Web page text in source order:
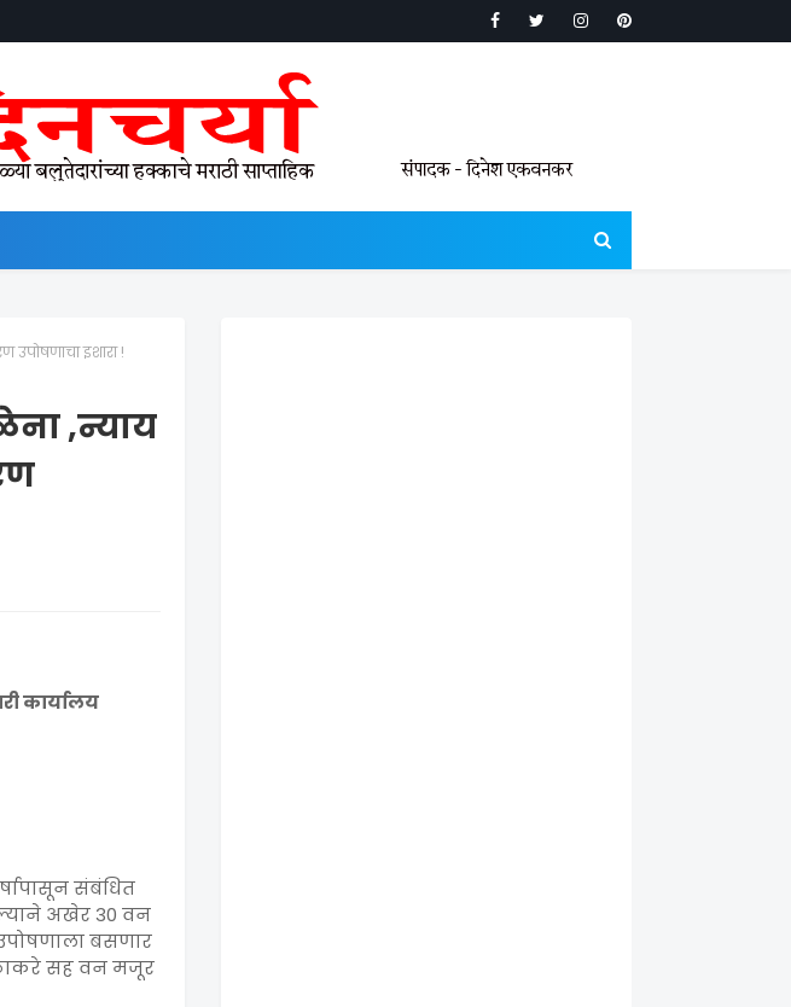
इशारा !
,न्याय
कार्यालय
संबंधित
अखेर 30 वन
बसणार
ठाकरे सह वन मजूर